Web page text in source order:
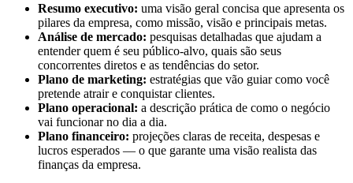
Resumo executivo: uma visão geral concisa que apresenta os
pilares da empresa, como missão, visão e principais metas.
Análise de mercado: pesquisas detalhadas que ajudam a
entender quem é seu público-alvo, quais são seus
concorrentes diretos e as tendências do setor.
Plano de marketing: estratégias que vão guiar como você
pretende atrair e conquistar clientes.
Plano operacional: a descrição prática de como o negócio
vai funcionar no dia a dia.
Plano financeiro: projeções claras de receita, despesas e
lucros esperados — o que garante uma visão realista das
finanças da empresa.